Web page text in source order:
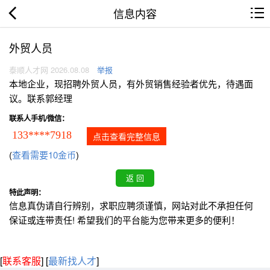
信息内容
外贸人员
泰顺人才网 2026.08.08 举报
本地企业，现招聘外贸人员，有外贸销售经验者优先，待遇面
议。联系郭经理
联系人手机/微信：
133****7918 点击查看完整信息
(查看需要10金币)
特此声明：
信息真伪请自行辨别，求职应聘须谨慎，网站对此不承担任何
保证或连带责任! 希望我们的平台能为您带来更多的便利！
[联系客服] [最新找人才]